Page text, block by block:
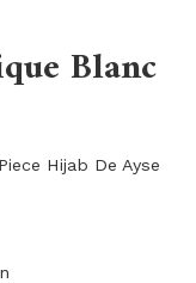
Blanc
Hijab De Ayse